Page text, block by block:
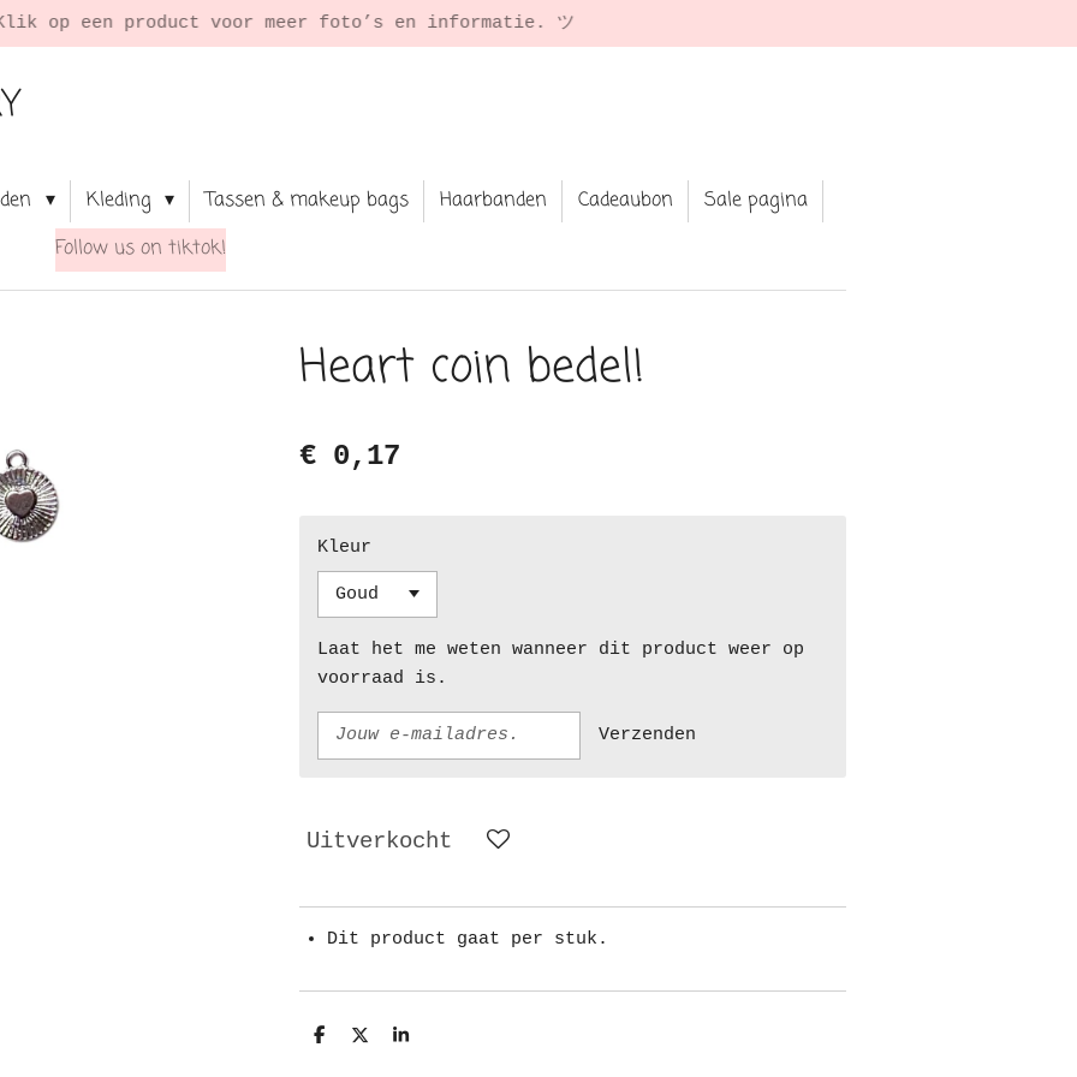
op een product voor meer foto’s en informatie. ツ
Kleding Tassen & makeup bags Haarbanden Cadeaubon
Sale pagina
Follow us on tiktok!
Heart coin bedel!
€ 0,17
Kleur
Laat het me weten wanneer dit product weer op
voorraad is.
Verzenden
Uitverkocht
Dit product gaat per stuk.
D
D
S